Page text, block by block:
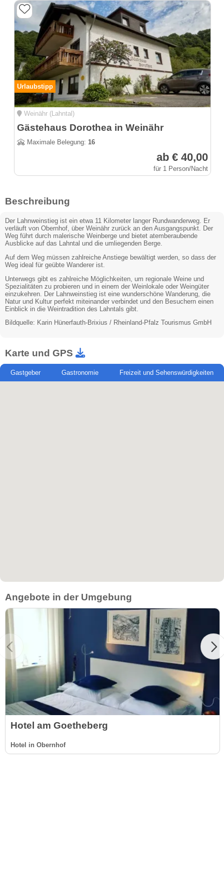
Urlaubstipp
Weinähr (Lahntal)
Gästehaus Dorothea in Weinähr
Maximale Belegung: 16
ab € 40,00
für 1 Person/Nacht
Beschreibung
Der Lahnweinstieg ist ein etwa 11 Kilometer langer Rundwanderweg. Er
verläuft von Obernhof, über Weinähr zurück an den Ausgangspunkt. Der
Weg führt durch malerische Weinberge und bietet atemberaubende
Ausblicke auf das Lahntal und die umliegenden Berge.
Auf dem Weg müssen zahlreiche Anstiege bewältigt werden, so dass der
Weg ideal für geübte Wanderer ist.
Unterwegs gibt es zahlreiche Möglichkeiten, um regionale Weine und
Spezialitäten zu probieren und in einem der Weinlokale oder Weingüter
einzukehren. Der Lahnweinstieg ist eine wunderschöne Wanderung, die
Natur und Kultur perfekt miteinander verbindet und den Besuchern einen
Einblick in die Weintradition des Lahntals gibt.
Bildquelle: Karin Hünerfauth-Brixius / Rheinland-Pfalz Tourismus GmbH
Karte und GPS
Gastgeber Gastronomie Freizeit und Sehenswürdigkeiten
Angebote in der Umgebung
Hotel am Goetheberg
Hotel in Obernhof